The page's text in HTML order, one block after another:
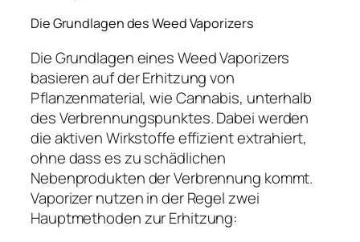
Die Grundlagen des Weed Vaporizers
Die Grundlagen eines Weed Vaporizers
basieren auf der Erhitzung von
Pflanzenmaterial, wie Cannabis, unterhalb
des Verbrennungspunktes. Dabei werden
die aktiven Wirkstoffe effizient extrahiert,
ohne dass es zu schädlichen
Nebenprodukten der Verbrennung kommt.
Vaporizer nutzen in der Regel zwei
Hauptmethoden zur Erhitzung: